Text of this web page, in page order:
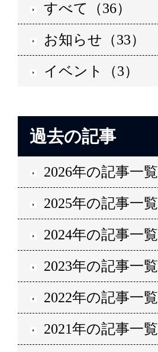
すべて（36）
お知らせ（33）
イベント（3）
過去の記事
2026年の記事一覧
2025年の記事一覧
2024年の記事一覧
2023年の記事一覧
2022年の記事一覧
2021年の記事一覧